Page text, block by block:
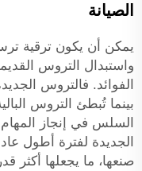
الصيانة
يمكن أن يكون ترقية
واستبدال التروس
الفوائد. فالتروس
بينما تُبطئ التروس
السلس في إنجاز
الجديدة لفترة أطول
صنعها، ما يجعلها أكثر